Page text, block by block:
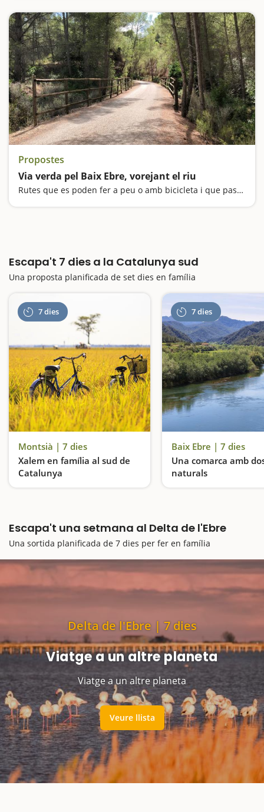
Propostes
Via verda pel Baix Ebre, vorejant el riu
Rutes que es poden fer a peu o amb bicicleta i que passen per una antiga via de tren
Escapa't 7 dies a la Catalunya sud
Una proposta planificada de set dies en família
7 dies
Montsià | 7 dies
Xalem en família al sud de
Catalunya
Xalem en família al sud de Catalunya
7 dies
Baix Ebre | 7 dies
Una comarca amb
naturals
Escapa't una setmana al Delta de l'Ebre
Una sortida planificada de 7 dies per fer en família
Delta de l'Ebre | 7 dies
Viatge a un altre planeta
Viatge a un altre planeta
Veure llista